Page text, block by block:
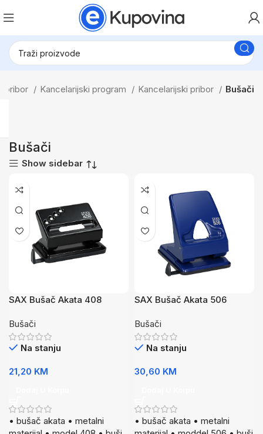
pribor Kancelarijski program Kancelarijski pribor Bušači
Bušači
Show sidebar
SAX Bušač Akata 408
Bušači
Na stanju
21,20 KM
• bušač akata • metalni
SAX Bušač Akata 506
Bušači
Na stanju
30,60 KM
• bušač akata • metalni